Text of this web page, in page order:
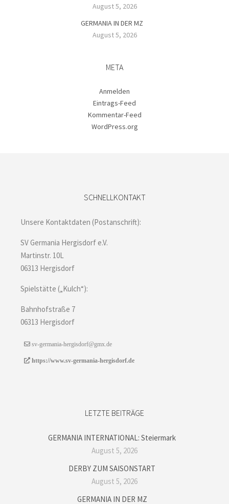
August 5, 2026
GERMANIA IN DER MZ
August 5, 2026
META
Anmelden
Eintrags-Feed
Kommentar-Feed
WordPress.org
SCHNELLKONTAKT
Unsere Kontaktdaten (Postanschrift):
SV Germania Hergisdorf e.V.
Martinstr. 10L
06313 Hergisdorf
Spielstätte („Kulch“):
Bahnhofstraße 7
06313 Hergisdorf
sv-germania-hergisdorf@gmx.de
https://www.sv-germania-hergisdorf.de
LETZTE BEITRÄGE
GERMANIA INTERNATIONAL: Steiermark
August 5, 2026
DERBY ZUM SAISONSTART
August 5, 2026
GERMANIA IN DER MZ